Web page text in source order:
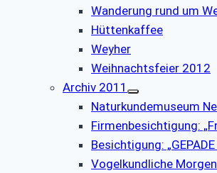
Wanderung rund um
Hüttenkaffee
Weyher
Weihnachtsfeier 2012
Archiv 2011
Naturkundemuseum
Firmenbesichtigung:
Besichtigung:
Vogelkundliche